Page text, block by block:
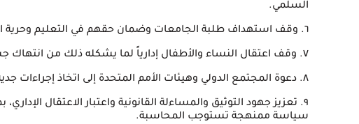
السلمي.
٦.⁠ ⁠وقف استهداف طلبة الجامعات وضمان حقهم في التعليم وحرية التنظيم داخل الحرم الجامعي.
٧.⁠ ⁠وقف اعتقال النساء والأطفال إدارياً لما يشكله ذلك من انتهاك جسيم لحقوق الفئات المحمية.
٨.⁠ ⁠دعوة المجتمع الدولي وهيئات الأمم المتحدة إلى اتخاذ إجراءات جدية للضغط من أجل وقف هذه السياسة.
٩.⁠ ⁠تعزيز جهود التوثيق والمساءلة القانونية واعتبار الاعتقال
سياسة ممنهجة تستوجب المحاسبة.